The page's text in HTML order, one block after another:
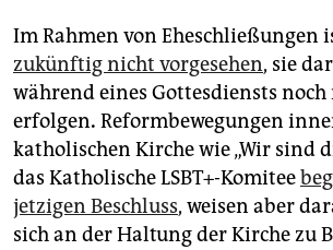
Im Rahmen von Eheschließungen
zukünftig nicht vorgesehen, sie
während eines Gottesdiensts
erfolgen. Reformbewegungen
katholischen Kirche wie „Wir sind
das Katholische LSBT+-Komitee
jetzigen Beschluss, weisen aber
sich an der Haltung der Kirche zu